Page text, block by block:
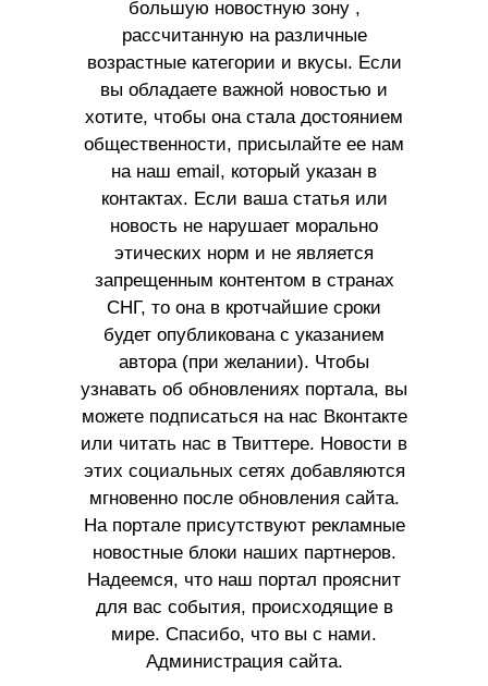
большую новостную зону ,
рассчитанную на различные
возрастные категории и вкусы. Если
вы обладаете важной новостью и
хотите, чтобы она стала достоянием
общественности, присылайте ее нам
на наш email, который указан в
контактах. Если ваша статья или
новость не нарушает морально
этических норм и не является
запрещенным контентом в странах
СНГ, то она в кротчайшие сроки
будет опубликована с указанием
автора (при желании). Чтобы
узнавать об обновлениях портала, вы
можете подписаться на нас Вконтакте
или читать нас в Твиттере. Новости в
этих социальных сетях добавляются
мгновенно после обновления сайта.
На портале присутствуют рекламные
новостные блоки наших партнеров.
Надеемся, что наш портал прояснит
для вас события, происходящие в
мире. Спасибо, что вы с нами.
Администрация сайта.